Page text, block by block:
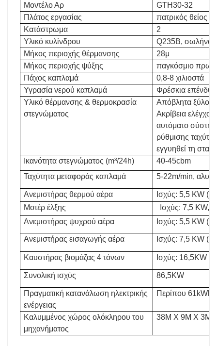
Μοντέλο Αρ
GTH30-32
Πλάτος εργασίας
πατρικός θείος
Κατάστρωμα
2
Υλικό κυλίνδρου
Q235B,
Μήκος περιοχής θέρμανσης
28μ
Μήκος περιοχής ψύξης
παγκόσμιο
Πάχος καπλαμά
0,8-8 χιλιοστά
Υγρασία νερού καπλαμά
Φρέσκια
Υλικό θέρμανσης & θερμοκρασία
στεγνώματος
Απόβλητα ξύλου,
Ακρίβεια
αυτόματο
ρύθμισης
εγγυηθεί τη
Ικανότητα στεγνώματος (m³/24h)
40-45cbm
Ταχύτητα μεταφοράς καπλαμά
5-22m/min,
Ανεμιστήρας θερμού αέρα
Ισχύς: 5,5 KW (7
Μοτέρ έλξης
Ισχύς: 7,5 KW,
Ανεμιστήρας ψυχρού αέρα
Ισχύς: 5,5 KW (1
Ανεμιστήρας εισαγωγής αέρα Ισχύς: 7,5 KW (2
Καυστήρας βιομάζας 4 τόνων Ισχύς: 16,5KW
Συνολική ισχύς 86,5KW
Πραγματική κατανάλωση ηλεκτρικής
ενέργειας
Περίπου 61kWh
Καλυμμένος χώρος ολόκληρου του
μηχανήματος
38M X 9M X 3M